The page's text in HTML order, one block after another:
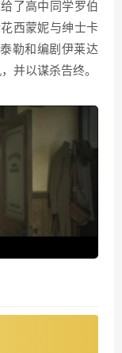
了高中同学罗伯
西蒙妮与绅士卡
勒和编剧伊莱达
并以谋杀告终。